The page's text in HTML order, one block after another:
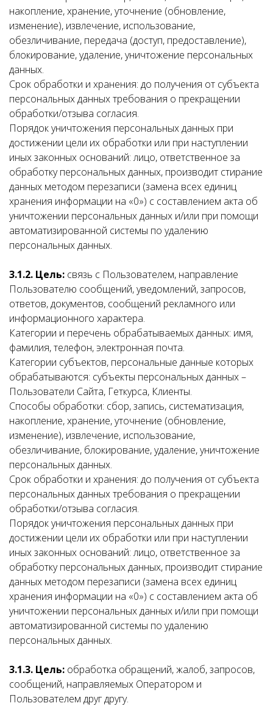
накопление, хранение, уточнение (обновление,
изменение), извлечение, использование,
обезличивание, передача (доступ, предоставление),
блокирование, удаление, уничтожение персональных
данных.
Срок обработки и хранения: до получения от субъекта
персональных данных требования о прекращении
обработки/отзыва согласия.
Порядок уничтожения персональных данных при
достижении цели их обработки или при наступлении
иных законных оснований: лицо, ответственное за
обработку персональных данных, производит стирание
данных методом перезаписи (замена всех единиц
хранения информации на «0») с составлением акта об
уничтожении персональных данных и/или при помощи
автоматизированной системы по удалению
персональных данных.
3.1.2. Цель: связь с Пользователем, направление
Пользователю сообщений, уведомлений, запросов,
ответов, документов, сообщений рекламного или
информационного характера.
Категории и перечень обрабатываемых данных: имя,
фамилия, телефон, электронная почта.
Категории субъектов, персональные данные которых
обрабатываются: субъекты персональных данных –
Пользователи Сайта, Геткурса, Клиенты.
Способы обработки: сбор, запись, систематизация,
накопление, хранение, уточнение (обновление,
изменение), извлечение, использование,
обезличивание, блокирование, удаление, уничтожение
персональных данных.
Срок обработки и хранения: до получения от субъекта
персональных данных требования о прекращении
обработки/отзыва согласия.
Порядок уничтожения персональных данных при
достижении цели их обработки или при наступлении
иных законных оснований: лицо, ответственное за
обработку персональных данных, производит стирание
данных методом перезаписи (замена всех единиц
хранения информации на «0») с составлением акта об
уничтожении персональных данных и/или при помощи
автоматизированной системы по удалению
персональных данных.
3.1.3. Цель: обработка обращений, жалоб, запросов,
сообщений, направляемых Оператором и
Пользователем друг другу.